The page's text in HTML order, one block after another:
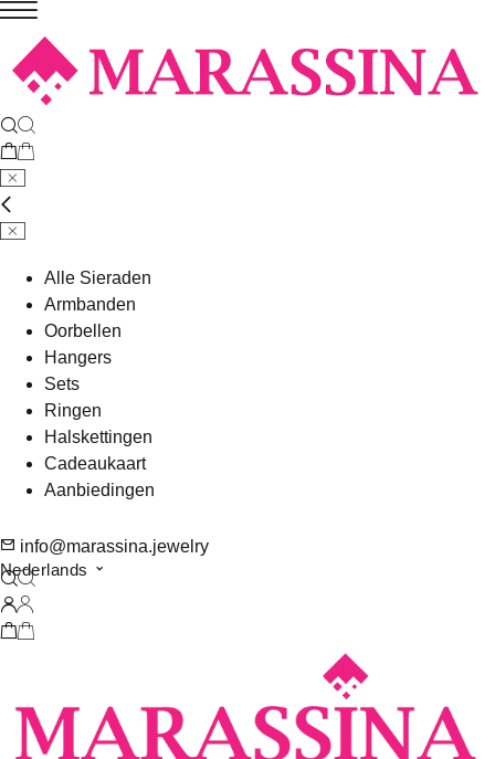
Alle Sieraden
Armbanden
Oorbellen
Hangers
Sets
Ringen
Halskettingen
Cadeaukaart
Aanbiedingen
info@marassina.jewelry
Nederlands